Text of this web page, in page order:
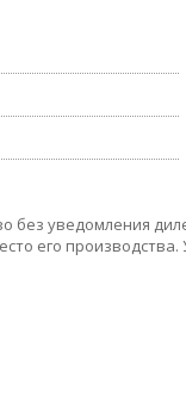
без уведомления
его